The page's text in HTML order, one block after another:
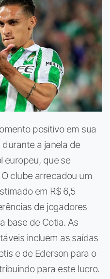
positivo em sua
a janela de
europeu, que se
clube arrecadou um
em R$ 6,5
de jogadores
base de Cotia. As
incluem as saídas
e de Ederson para o
para este lucro.